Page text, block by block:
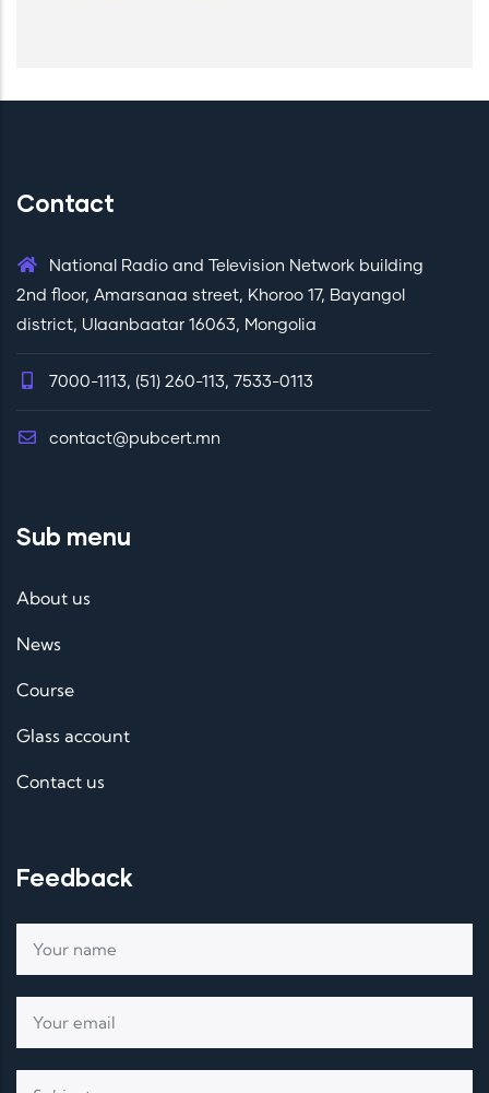
Contact
National Radio and Television Network building
2nd floor, Amarsanaa street, Khoroo 17, Bayangol
district, Ulaanbaatar 16063, Mongolia
7000-1113, (51) 260-113, 7533-0113
contact@pubcert.mn
Sub menu
About us
News
Course
Glass account
Contact us
Feedback